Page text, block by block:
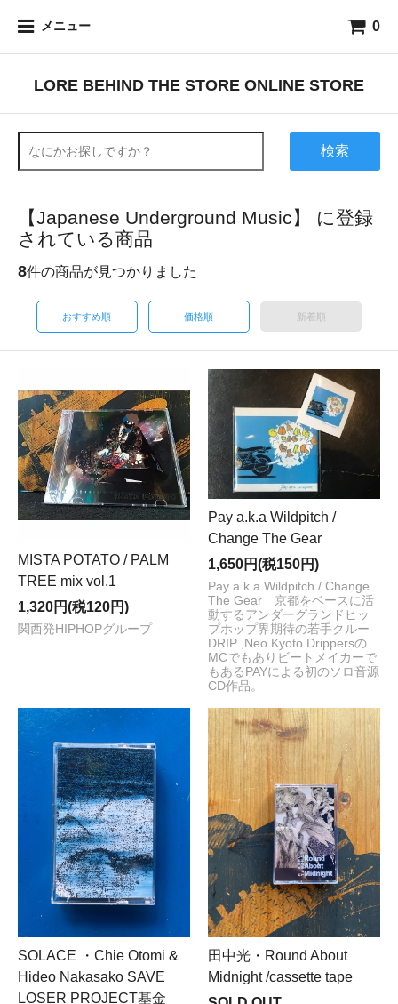
メニュー 0
LORE BEHIND THE STORE ONLINE STORE
検索
【Japanese Underground Music】 に登録
されている商品
8件の商品が見つかりました
おすすめ順 価格順 新着順
MISTA POTATO / PALM
TREE mix vol.1
1,320円(税120円)
関西発HIPHOPグループ
Pay a.k.a Wildpitch /
Change The Gear
1,650円(税150円)
Pay a.k.a Wildpitch / Change
The Gear 京都をベースに活
動するアンダーグランドヒッ
プホップ界期待の若手クルー
DRIP ,Neo Kyoto Drippersの
MCでもありビートメイカーで
もあるPAYによる初のソロ音源
CD作品。
SOLACE ・Chie Otomi &
Hideo Nakasako SAVE
LOSER PROJECT基金
田中光・Round About
Midnight /cassette tape